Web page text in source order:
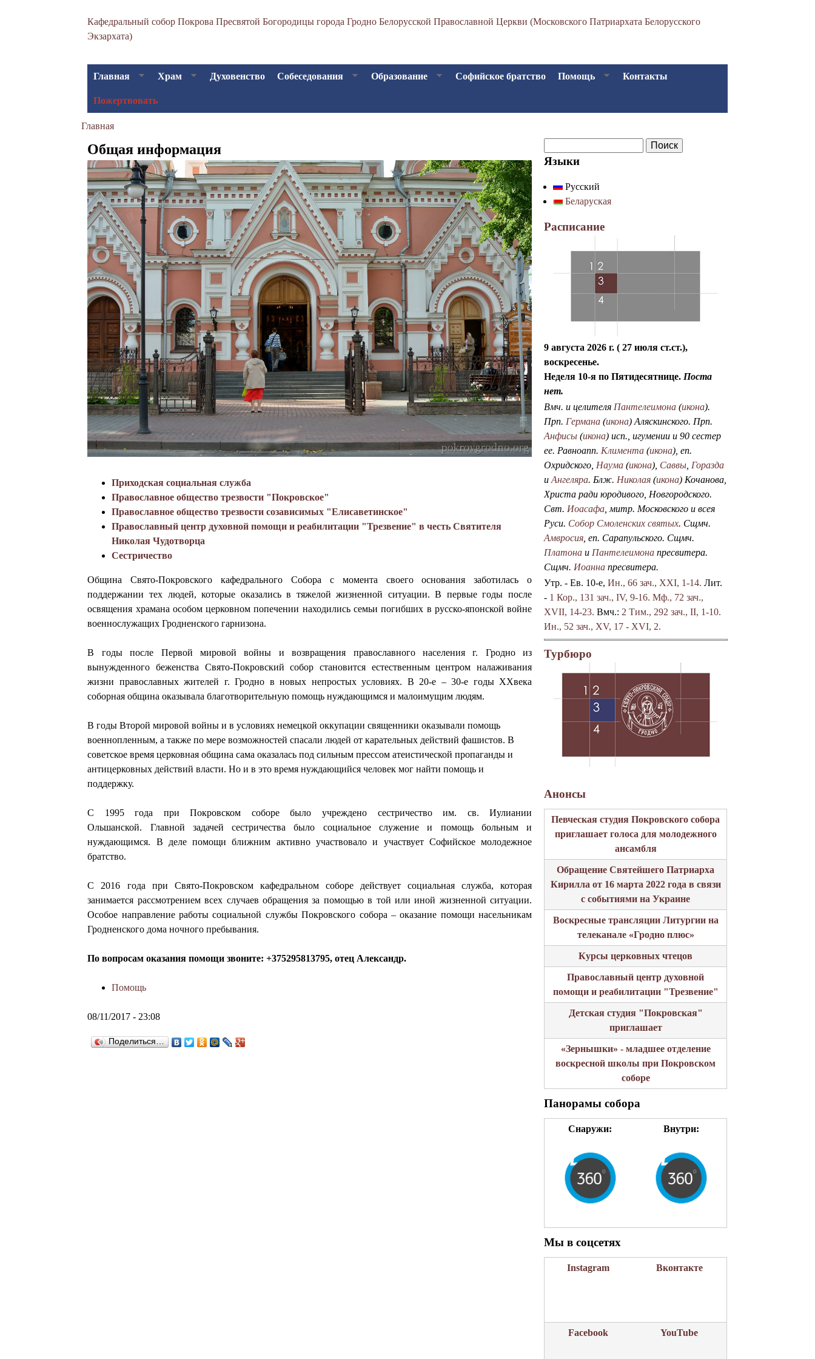
к
содержанию
в
т
о
П
о
к
р
о
в
с
к
и
й
к
а
ф
е
д
ы
й
с
б
о
г
о
р
д
а
Г
р
о
д
Кафедральный собор Покрова Пресвятой Богородицы города Гродно Белорусской Православной Церкви (Московского Патриархата Белорусского
Экзархата)
Главная Храм Духовенство Собеседования Образование Софийское братство Помощь Контакты
Пожертвовать
здесь
Главная
Общая информация
Приходская социальная служба
Православное общество трезвости "Покровское"
Православное общество трезвости созависимых "Елисаветинское"
Православный центр духовной помощи и реабилитации "Трезвение" в честь Святителя
Николая Чудотворца
Сестричество
Община Свято-Покровского кафедрального Собора с момента своего основания заботилась о
поддержании тех людей, которые оказались в тяжелой жизненной ситуации. В первые годы после
освящения храмана особом церковном попечении находились семьи погибших в русско-японской войне
военнослужащих Гродненского гарнизона.
В годы после Первой мировой войны и возвращения православного населения г. Гродно из
вынужденного беженства Свято-Покровский собор становится естественным центром налаживания
жизни православных жителей г. Гродно в новых непростых условиях. В 20-е – 30-е годы XXвека
соборная община оказывала благотворительную помощь нуждающимся и малоимущим людям.
В годы Второй мировой войны и в условиях немецкой оккупации священники оказывали помощь
военнопленным, а также по мере возможностей спасали людей от карательных действий фашистов. В
советское время церковная община сама оказалась под сильным прессом атеистической пропаганды и
антицерковных действий власти. Но и в это время нуждающийся человек мог найти помощь и
поддержку.
С 1995 года при Покровском соборе было учреждено сестричество им. св. Иулиании
Ольшанской. Главной задачей сестричества было социальное служение и помощь больным и
нуждающимся. В деле помощи ближним активно участвовало и участвует Софийское молодежное
братство.
С 2016 года при Свято-Покровском кафедральном соборе действует социальная служба, которая
занимается рассмотрением всех случаев обращения за помощью в той или иной жизненной ситуации.
Особое направление работы социальной службы Покровского собора – оказание помощи насельникам
Гродненского дома ночного пребывания.
По вопросам оказания помощи звоните: +375295813795, отец Александр.
Помощь
08/11/2017 - 23:08
Поделиться…
Ф
р
м
а
о
с
к
Языки
Русский
Беларуская
Расписание
9 августа 2026 г. ( 27 июля ст.ст.),
воскресенье.
Неделя 10-я по Пятидесятнице. Поста
нет.
Вмч. и целителя Пантелеимона (икона).
Прп. Германа (икона) Аляскинского. Прп.
Анфисы (икона) исп., игумении и 90 сестер
ее. Равноапп. Климента (икона), еп.
Охридского, Наума (икона), Саввы Горазда
иАнгеляра. Блж. Николая (икона) Кочанова,
Христа ради юродивого, Новгородского.
Свт. Иоасафа , митр. Московского и всея
Руси. Собор Смоленских святых. Сщмч.
Амвросия , еп. Сарапульского. Сщмч.
Платона и Пантелеимона пресвитера.
Сщмч. Иоанна пресвитера.
Утр. - Ев. 10-е,Ин., 66 зач., XXI, 1-14. Лит.
- 1 Кор., 131 зач., IV, 9-16. Мф., 72 зач.,
XVII, 14-23. Вмч.: 2 Тим., 292 зач., II, 1-10.
Ин., 52 зач., XV, 17 - XVI, 2.
Турбюро
Анонсы
Певческая студия Покровского собора
приглашает голоса для молодежного
ансамбля
Обращение Святейшего Патриарха
Кирилла от 16 марта 2022 года в связи
с событиями на Украине
Воскресные трансляции Литургии на
телеканале «Гродно плюс»
Курсы церковных чтецов
Православный центр духовной
помощи и реабилитации "Трезвение"
Детская студия "Покровская"
приглашает
«Зернышки» - младшее отделение
воскресной школы при Покровском
соборе
Панорамы собора
Снаружи: Внутри:
Мы в соцсетях
Instagram Вконтакте
Facebook YouTube